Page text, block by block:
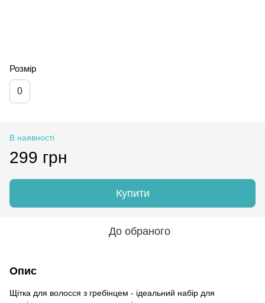
Розмір
0
В наявності
299 грн
Купити
До обраного
Опис
Щітка для волосся з гребінцем - ідеальний набір для